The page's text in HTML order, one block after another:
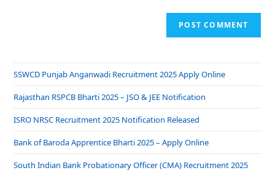
SSWCD Punjab Anganwadi Recruitment 2025 Apply Online
Rajasthan RSPCB Bharti 2025 – JSO & JEE Notification
ISRO NRSC Recruitment 2025 Notification Released
Bank of Baroda Apprentice Bharti 2025 – Apply Online
South Indian Bank Probationary Officer (CMA) Recruitment 2025